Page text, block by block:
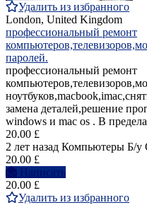
Удалить из избранного
London, United Kingdom
профессиональный ремонт
паролей.
профессиональный ремонт
замена деталей,решение
windows и mac os . В
20.00 £
2 лет назад Компьютеры Б/у
20.00 £
Написать
20.00 £
Удалить из избранного